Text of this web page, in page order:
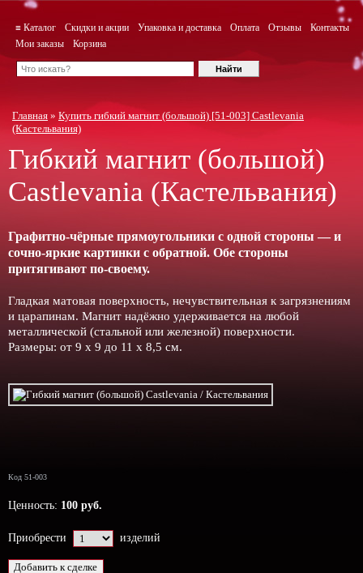
≡ Каталог Скидки и акции Упаковка и доставка Оплата Отзывы
Контакты
Мои заказы
Корзина
Главная » Купить гибкий магнит (большой) [51-003] Castlevania
(Кастельвания)
Гибкий магнит (большой)
Castlevania (Кастельвания)
Графитно-чёрные прямоугольники с одной стороны — и
сочно-яркие картинки с обратной. Обе стороны
притягивают по-своему.
Гладкая матовая поверхность, нечувствительная к загрязнениям
и царапинам. Магнит надёжно удерживается на любой
металлической (стальной или железной) поверхности.
Размеры: от 9 х 9 до 11 х 8,5 см.
Код 51-003
Ценность: 100 руб.
Приобрести изделий